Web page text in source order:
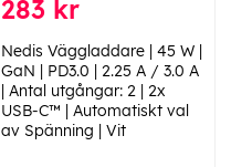
283 kr
Nedis Väggladdare | 45 W |
GaN | PD3.0 | 2.25 A / 3.0 A
| Antal utgångar: 2 | 2x
USB-C™ | Automatiskt val
av Spänning | Vit